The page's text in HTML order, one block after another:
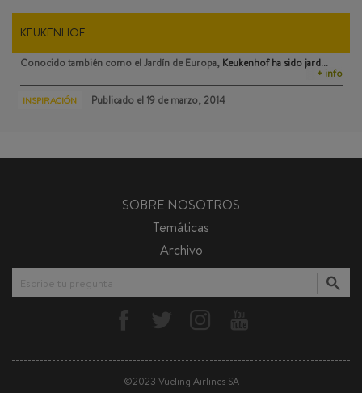
KEUKENHOF
Conocido también como el Jardín de Europa, Keukenhofha sido jard…
+ info
INSPIRACIÓN Publicado el 19 de marzo, 2014
SOBRE NOSOTROS
Temáticas
Archivo
Escribe tu pregunta
©2023 Vueling Airlines SA